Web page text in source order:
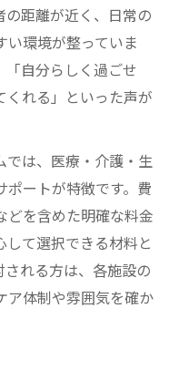
距離が近く、日常の
い環境が整っていま
「自分らしく過ごせ
くれる」といった声が
では、医療・介護・生
ートが特徴です。費
どを含めた明確な料金
て選択できる材料と
れる方は、各施設の
ア体制や雰囲気を確か